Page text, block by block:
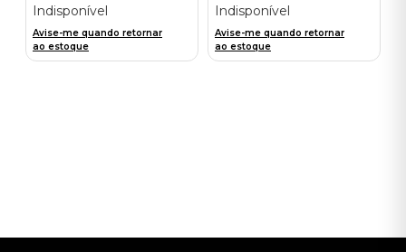
Indisponível
Avise-me quando retornar
ao estoque
Indisponível
Avise-me quando retornar
ao estoque